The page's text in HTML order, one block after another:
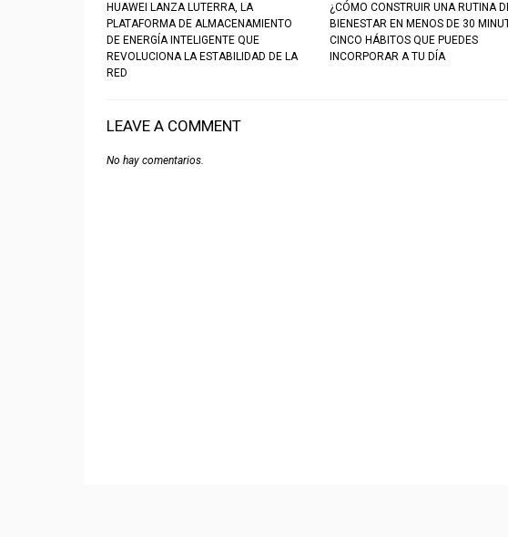
HUAWEI LANZA LUTERRA, LA
PLATAFORMA DE ALMACENAMIENTO
DE ENERGÍA INTELIGENTE QUE
REVOLUCIONA LA ESTABILIDAD DE LA
RED
¿CÓMO CONSTRUIR UNA RUTINA
BIENESTAR EN MENOS DE 30
CINCO HÁBITOS QUE PUEDES
INCORPORAR A TU DÍA
LEAVE A COMMENT
No hay comentarios.